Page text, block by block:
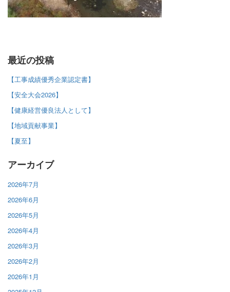
最近の投稿
【工事成績優秀企業認定書】
【安全大会2026】
【健康経営優良法人として】
【地域貢献事業】
【夏至】
アーカイブ
2026年7月
2026年6月
2026年5月
2026年4月
2026年3月
2026年2月
2026年1月